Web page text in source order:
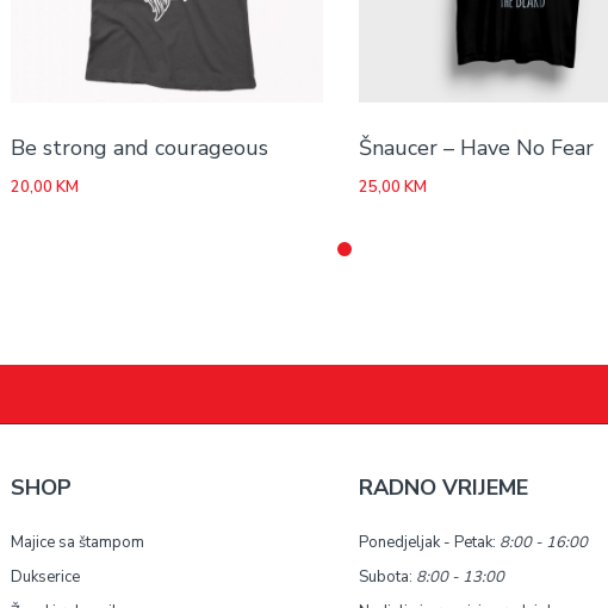
Be strong and courageous
20,00 KM
Šnaucer – Have No Fear
25,00 KM
SHOP
Majice sa štampom
Dukserice
RADNO VRIJEME
Ponedjeljak - Petak: 8:00 - 16:00
Subota: 8:00 - 13:00